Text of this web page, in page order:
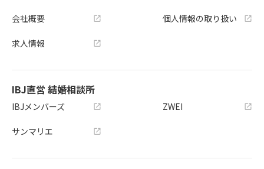
会社概要
求人情報
個人情報の取り扱い
IBJ直営 結婚相談所
IBJメンバーズ
サンマリエ
ZWEI